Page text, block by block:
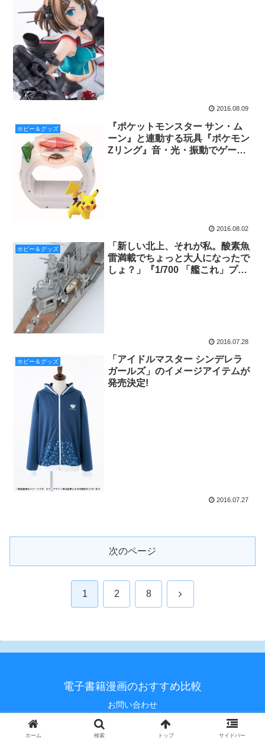
2016.08.09
ホビー＆グッズ
『ポケットモンスター サン・ム
ーン』と連動する玩具『ポケモン
Zリング』音・光・振動でゲーム
2016.08.02
ホビー＆グッズ
「新しい北上、それが私。酸素魚
雷満載でちょっと大人になったで
しょ？」『1/700 「艦これ」プラ
2016.07.28
ホビー＆グッズ
「アイドルマスター シンデレラ
ガールズ」のイメージアイテムが
発売決定!
2016.07.27
次のページ
1 2 8 次
電子書籍漫画のおすすめ比較
お問い合わせ
© 2020 電子書籍漫画のおすすめ比較.
ホーム 検索 トップ サイドバー